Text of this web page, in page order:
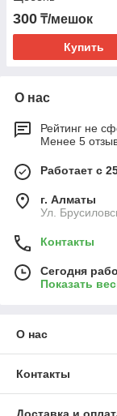
300 ₸/мешок
Купить
О нас
Рейтинг не
Менее 5
Работает с
г. Алматы
Ул.
Контакты
Сегодня
Показать
О нас
Контакты